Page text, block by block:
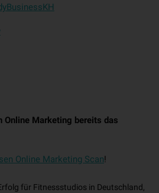
Online Marketing bereits das
Online Marketing Scan!
für Fitnessstudios in Deutschland,